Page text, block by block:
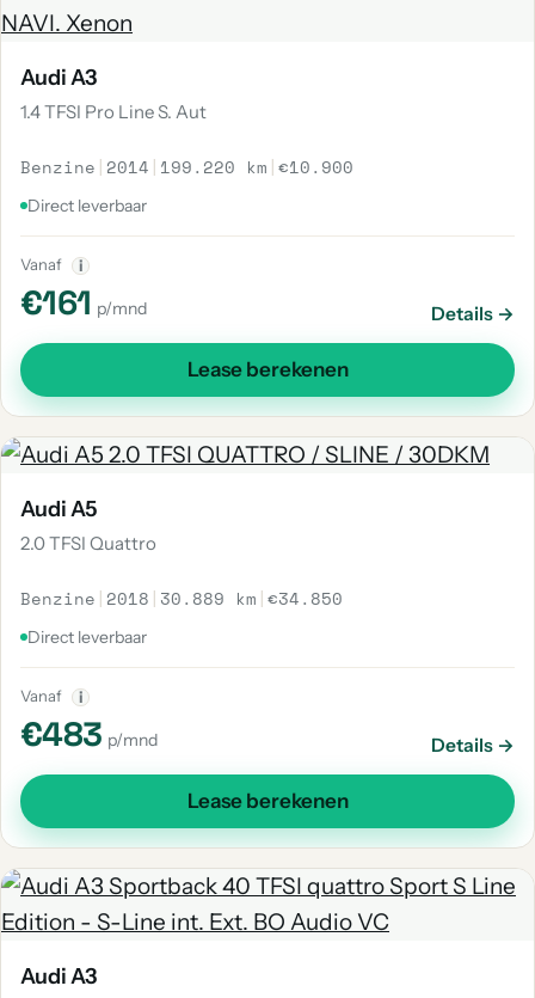
Audi A3
1.4 TFSI Pro Line S. Aut
Benzine | 2014 | 199.220 km |€10.900
Direct leverbaar
Vanaf i
€161 p/mnd Details →
Lease berekenen
Audi A5
2.0 TFSI Quattro
Benzine | 2018 | 30.889 km |€34.850
Direct leverbaar
Vanaf i
€483 p/mnd Details →
Lease berekenen
Audi A3